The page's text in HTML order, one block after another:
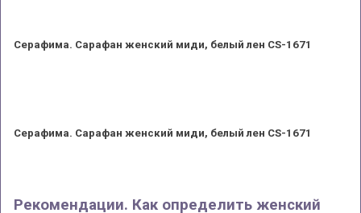
Серафима. Сарафан женский миди, белый лен CS-1671
Серафима. Сарафан женский миди, белый лен CS-1671
Рекомендации. Как определить женский